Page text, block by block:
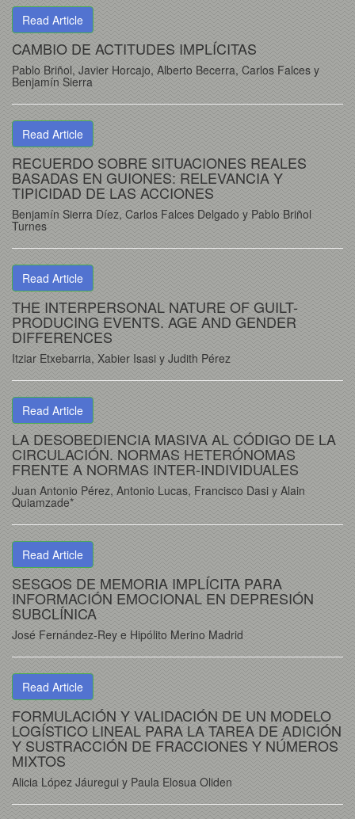
Read Article
CAMBIO DE ACTITUDES IMPLÍCITAS
Pablo Briñol, Javier Horcajo, Alberto Becerra, Carlos Falces y
Benjamín Sierra
Read Article
RECUERDO SOBRE SITUACIONES REALES
BASADAS EN GUIONES: RELEVANCIA Y
TIPICIDAD DE LAS ACCIONES
Benjamín Sierra Díez, Carlos Falces Delgado y Pablo Briñol
Turnes
Read Article
THE INTERPERSONAL NATURE OF GUILT-
PRODUCING EVENTS. AGE AND GENDER
DIFFERENCES
Itziar Etxebarria, Xabier Isasi y Judith Pérez
Read Article
LA DESOBEDIENCIA MASIVA AL CÓDIGO DE LA
CIRCULACIÓN. NORMAS HETERÓNOMAS
FRENTE A NORMAS INTER-INDIVIDUALES
Juan Antonio Pérez, Antonio Lucas, Francisco Dasi y Alain
Quiamzade*
Read Article
SESGOS DE MEMORIA IMPLÍCITA PARA
INFORMACIÓN EMOCIONAL EN DEPRESIÓN
SUBCLÍNICA
José Fernández-Rey e Hipólito Merino Madrid
Read Article
FORMULACIÓN Y VALIDACIÓN DE UN MODELO
LOGÍSTICO LINEAL PARA LA TAREA DE ADICIÓN
Y SUSTRACCIÓN DE FRACCIONES Y NÚMEROS
MIXTOS
Alicia López Jáuregui y Paula Elosua Oliden